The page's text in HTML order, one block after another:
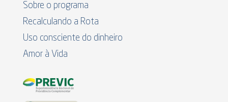
Sobre o programa
Recalculando a Rota
Uso consciente do dinheiro
Amor à Vida